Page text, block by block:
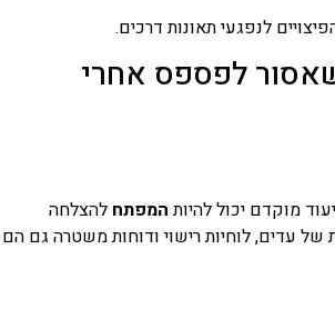
לנפגעי תאונות דרכים.
תאונות דרכים – 3 דברים שאסור לפספס אחרי
מוקדם יכול להיותהמפתח להצלחה
עדים, לוחיות רישוי ודוחות משטרה גם הם